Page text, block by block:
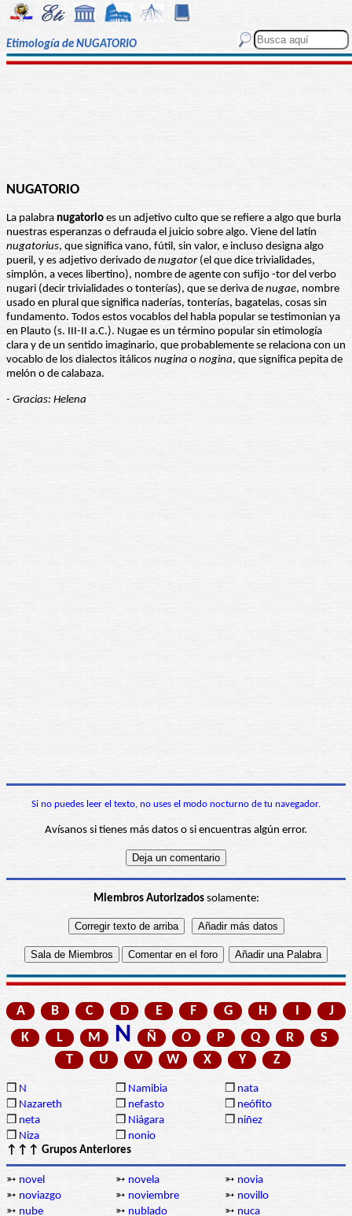
Etimología de NUGATORIO
NUGATORIO
La palabra nugatorio es un adjetivo culto que se refiere a algo que burla
nuestras esperanzas o defrauda el juicio sobre algo. Viene del latín
nugatorius, que significa vano, fútil, sin valor, e incluso designa algo
pueril, y es adjetivo derivado de nugator(el que dice trivialidades,
simplón, a veces libertino), nombre de agente con sufijo -tor del verbo
nugari (decir trivialidades o tonterías), que se deriva de nugae, nombre
usado en plural que significa naderías, tonterías, bagatelas, cosas sin
fundamento. Todos estos vocablos del habla popular se testimonian ya
en Plauto (s. III-II a.C.). Nugae es un término popular sin etimología
clara y de un sentido imaginario, que probablemente se relaciona con un
vocablo de los dialectos itálicos nugina o nogina, que significa pepita de
melón o de calabaza.
- Gracias: Helena
Si no puedes leer el texto, no uses el modo nocturno de tu navegador.
Avísanos si tienes más datos o si encuentras algún error.
Miembros Autorizadossolamente:
A B C D E F G H I
J
K
L M N Ñ O P Q R
S
T
U V W X Y Z
❒ N ❒ Namibia ❒ nata
❒ Nazareth ❒ nefasto ❒ neófito
❒ neta ❒ Niágara ❒ niñez
❒ Niza ❒ nonio
↑↑↑ Grupos Anteriores
➳ novel ➳ novela ➳ novia
➳ noviazgo ➳ noviembre ➳ novillo
➳ nube ➳ nublado ➳ nuca